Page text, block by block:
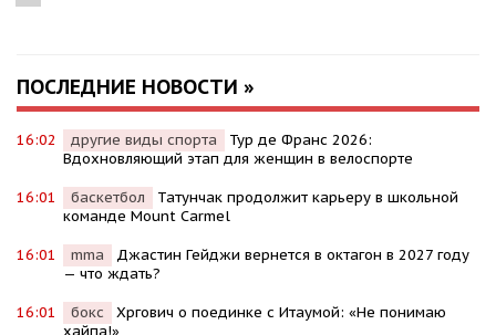
ПОСЛЕДНИЕ НОВОСТИ »
16:02 другие виды спорта
Тур де Франс 2026:
Вдохновляющий этап для женщин в велоспорте
16:01 баскетбол
Татунчак продолжит карьеру в школьной
команде Mount Carmel
16:01 mma
Джастин Гейджи вернется в октагон в 2027 году
— что ждать?
16:01 бокс
Хргович о поединке с Итаумой: «Не понимаю